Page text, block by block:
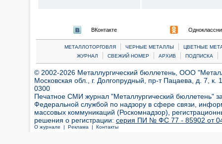
ВКонтакте
МЕТАЛЛОТОРГОВЛЯ | ЧЕРНЫЕ МЕТАЛЛЫ |
ЦВЕТНЫЕ
ЖУРНАЛ
| СВЕЖИЙ НОМЕР | АРХИВ | ПОДПИСКА |
© 2002-2026 Металлургический бюллетень, ООО
Московская обл., г. Долгопрудный, пр-т Пацаева, д. 7,
0300
Печатное СМИ журнал "Металлургический бюллетень"
Федеральной службой по надзору в сфере связи,
массовых коммуникаций (Роскомнадзор),
решения о регистрации: серия ПИ № ФС 77 - 85902 от 04
О журнале | Реклама | Контакты